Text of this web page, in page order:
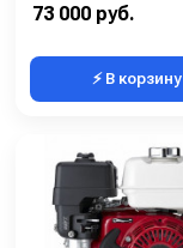
73 000 руб.
⚡ В корзину